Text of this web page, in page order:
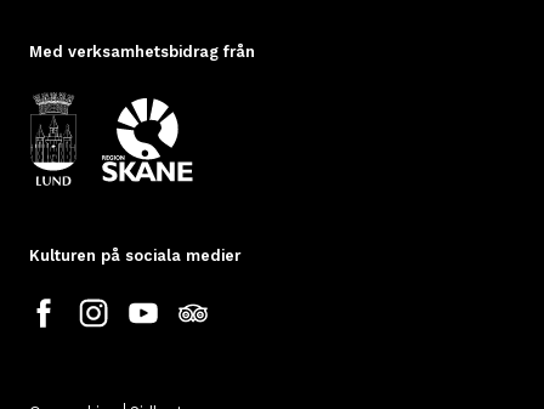
Med verksamhetsbidrag från
Kulturen på sociala medier